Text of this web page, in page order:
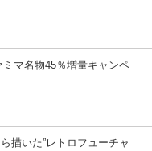
マ名物45％増量キャンペ
描いた”レトロフューチャ